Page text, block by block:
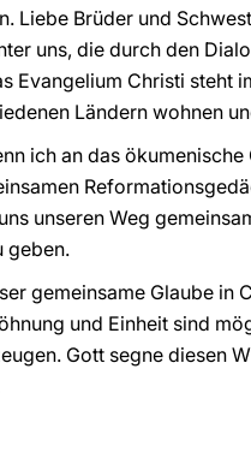
Liebe Brüder und
uns, die durch den
Evangelium Christi steht
Ländern wohnen
ich an das
unseren Weg
geben.
gemeinsame Glaube in
und Einheit sind
Gott segne diesen